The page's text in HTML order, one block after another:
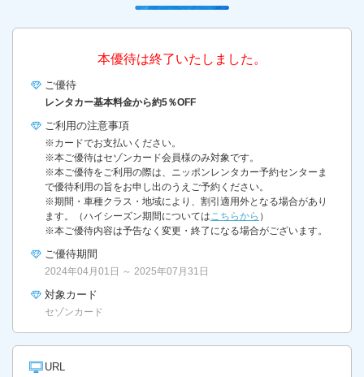
本優待は終了いたしました。
ご優待
レンタカー基本料金から約5％OFF
ご利用の注意事項
※カードでお支払いください。
※本ご優待はセゾンカード会員様のみ対象です。
※本ご優待をご利用の際は、ニッポンレンタカー予約センターま
で優待利用の旨をお申し出のうえご予約ください。
※期間・車種クラス・地域により、割引適用外となる場合があり
ます。（ハイシーズン期間については こちらから ）
※本ご優待内容は予告なく変更・終了になる場合がございます。
ご優待期間
2024年04月01日 ～ 2025年07月31日
対象カード
セゾンカード
URL